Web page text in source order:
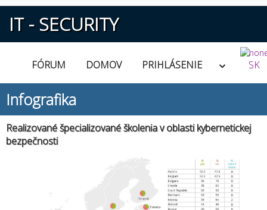
IT - SECURITY
FÓRUM DOMOV PRIHLÁSENIE SK
Infografika
Realizované špecializované školenia v oblasti kybernetickej
bezpečnosti